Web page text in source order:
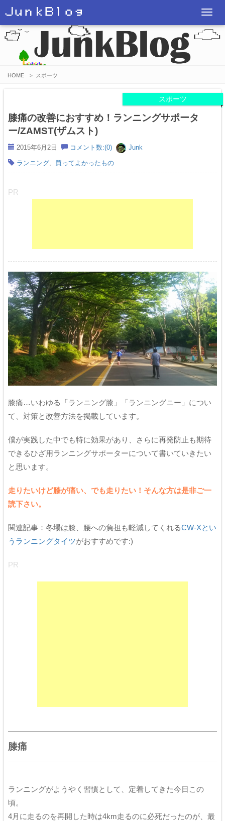
ＪｕｎｋＢｌｏｇ
T
o
g
HOME > スポーツ
スポーツ
膝痛の改善におすすめ！ランニングサポータ
ー/ZAMST(ザムスト)
2015年6月2日 コメント数:(0) Junk
ランニング, 買ってよかったもの
PR
膝痛…いわゆる「ランニング膝」「ランニングニー」につい
て、対策と改善方法を掲載しています。
僕が実践した中でも特に効果があり、さらに再発防止も期待
できるひざ用ランニングサポーターについて書いていきたい
と思います。
走りたいけど膝が痛い、でも走りたい！そんな方は是非ご一
読下さい。
関連記事：冬場は膝、腰への負担も軽減してくれるCW-Xとい
うランニングタイツがおすすめです:)
PR
膝痛
ランニングがようやく習慣として、定着してきた今日この
頃。
4月に走るのを再開した時は4km走るのに必死だったのが、最